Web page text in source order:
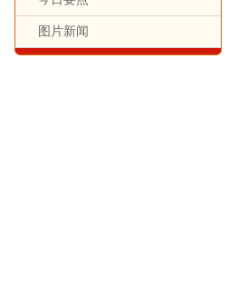
图片新闻